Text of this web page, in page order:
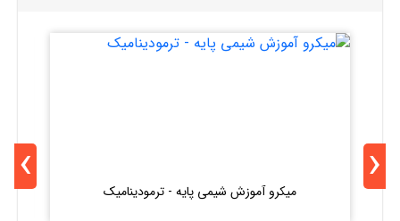
میکرو آموزش شیمی پایه - ترمودینامیک ‹
›